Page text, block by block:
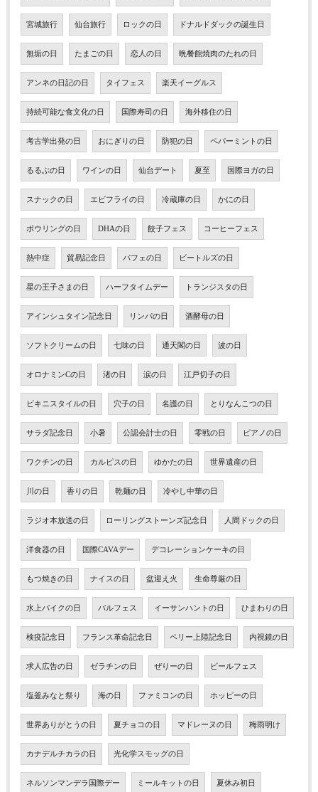
宮城旅行 仙台旅行 ロックの日 ドナルドダックの誕生日
無垢の日 たまごの日 恋人の日 晩餐館焼肉のたれの日
アンネの日記の日 タイフェス 楽天イーグルス
持続可能な食文化の日 国際寿司の日 海外移住の日
考古学出発の日 おにぎりの日 防犯の日 ペパーミントの日
るるぶの日 ワインの日 仙台デート 夏至 国際ヨガの日
スナックの日 エビフライの日 冷蔵庫の日 かにの日
ボウリングの日 DHAの日 餃子フェス コーヒーフェス
熱中症 貿易記念日 パフェの日 ビートルズの日
星の王子さまの日 ハーフタイムデー トランジスタの日
アインシュタイン記念日 リンパの日 酒酵母の日
ソフトクリームの日 七味の日 通天閣の日 波の日
オロナミンCの日 渚の日 涙の日 江戸切子の日
ビキニスタイルの日 穴子の日 名護の日 とりなんこつの日
サラダ記念日 小暑 公認会計士の日 零戦の日 ピアノの日
ワクチンの日 カルピスの日 ゆかたの日 世界遺産の日
川の日 香りの日 乾麺の日 冷やし中華の日
ラジオ本放送の日 ローリングストーンズ記念日 人間ドックの日
洋食器の日 国際CAVAデー デコレーションケーキの日
もつ焼きの日 ナイスの日 盆迎え火 生命尊厳の日
水上バイクの日 バルフェス イーサンハントの日 ひまわりの日
検疫記念日 フランス革命記念日 ペリー上陸記念日 内視鏡の日
求人広告の日 ゼラチンの日 ぜりーの日 ビールフェス
塩釜みなと祭り 海の日 ファミコンの日 ホッピーの日
世界ありがとうの日 夏チョコの日 マドレーヌの日 梅雨明け
カナデルチカラの日 光化学スモッグの日
ネルソンマンデラ国際デー ミールキットの日 夏休み初日